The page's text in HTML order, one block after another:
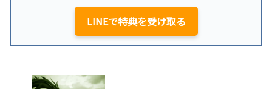
LINEで特典を受け取る